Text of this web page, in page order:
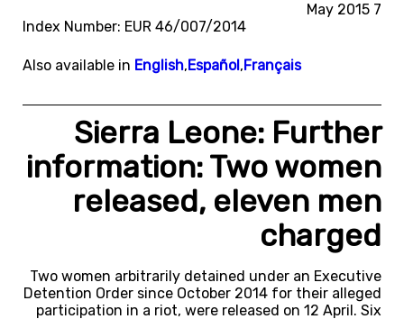
7 May 2015
Index Number: EUR 46/007/2014
Also available in English,Español,Français
Sierra Leone: Further
information: Two women
released, eleven men
charged
Two women arbitrarily detained under an Executive
Detention Order since October 2014 for their alleged
participation in a riot, were released on 12 April. Six